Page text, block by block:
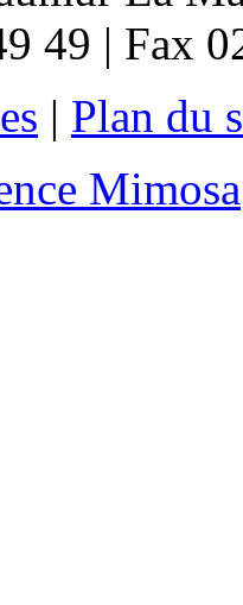
49 | Fax
| Plan du
Mimosa